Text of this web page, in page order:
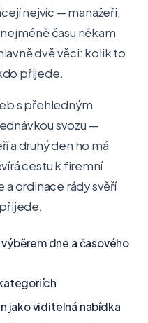
nejvíc — manažeři,
času někam
dvě věci: kolik to
přijede.
s přehledným
svozu —
a druhý den ho má
cestu k firemní
ordinace rády svěří
dne a časového
jako viditelná nabídka